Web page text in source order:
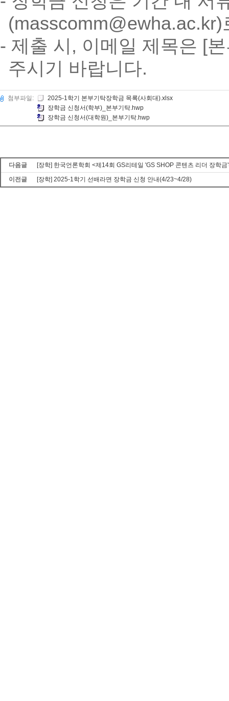
- 제출 시, 이메일 제목은 [
주시기 바랍니다.
첨부파일:
2025-1학기 본부기탁장학금 목록(사회대).xlsx
장학금 신청서(학부)_본부기탁.hwp
장학금 신청서(대학원)_본부기탁.hwp
다음글
[장학] 한국언론학회 <제14회 GS리테일 'GS SHOP 콘텐츠 리더 장학금
이전글
[장학] 2025-1학기 선배라면 장학금 신청 안내(4/23~4/28)